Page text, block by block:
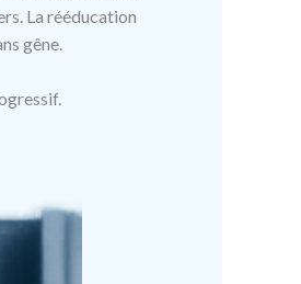
La rééducation
gêne.